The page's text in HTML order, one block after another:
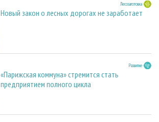
Лесозаготовка
Новый закон о лесных дорогах не заработает
Развитие
«Парижская коммуна» стремится стать
предприятием полного цикла